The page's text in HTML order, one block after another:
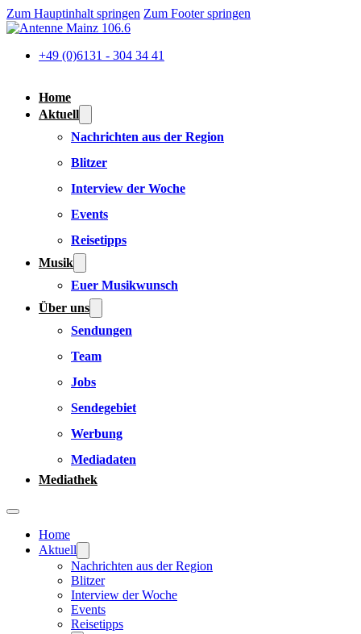
Zum Hauptinhalt springen Zum Footer springen
+49 (0)6131 - 304 34 41
Home
Aktuell
Nachrichten aus der Region
Blitzer
Interview der Woche
Events
Reisetipps
Musik
Euer Musikwunsch
Über uns
Sendungen
Team
Jobs
Sendegebiet
Werbung
Mediadaten
Mediathek
Home
Aktuell
Nachrichten aus der Region
Blitzer
Interview der Woche
Events
Reisetipps